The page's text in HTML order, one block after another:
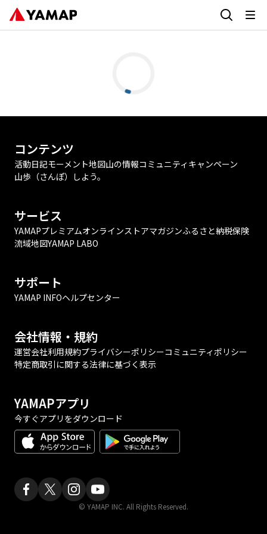
コンテンツ
活動日記モーメント地図山の情報コミュニティ キャンペーン
山歩（さんぽ）しよう。
サービス
YAMAPプレミアムオンラインストアマガジンふるさと納税保険
流域地図YAMAP LABO
サポート
YAMAP INFOヘルプセンター
会社情報・規約
運営会社利用規約プライバシーポリシーコミュニティポリシー
特定商取引に関する法律に基づく表示
YAMAPアプリ
今すぐアプリをダウンロード
© YAMAP INC. All Rights Reserved.